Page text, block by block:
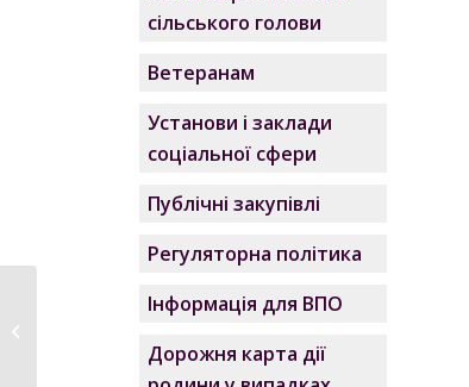
сільського голови
Ветеранам
Установи і заклади
соціальної сфери
Публічні закупівлі
Регуляторна політика
Інформація для ВПО
Дорожня карта дії
Кримська платформа